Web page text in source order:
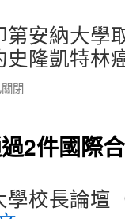
安納大學
史隆凱特
閉
2件國際
校長論壇